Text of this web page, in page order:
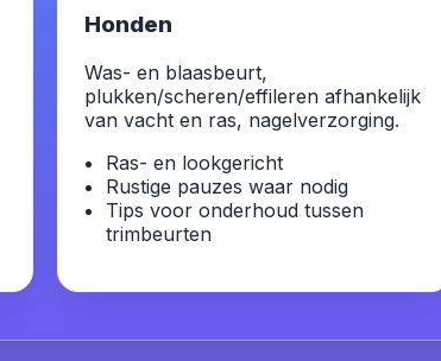
Honden
Was- en blaasbeurt,
plukken/scheren/effileren afhankelijk
van vacht en ras, nagelverzorging.
Ras- en lookgericht
Rustige pauzes waar nodig
Tips voor onderhoud tussen
trimbeurten